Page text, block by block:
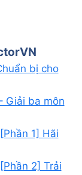
bị cho
Giải ba môn
1] Hãi
2] Trải